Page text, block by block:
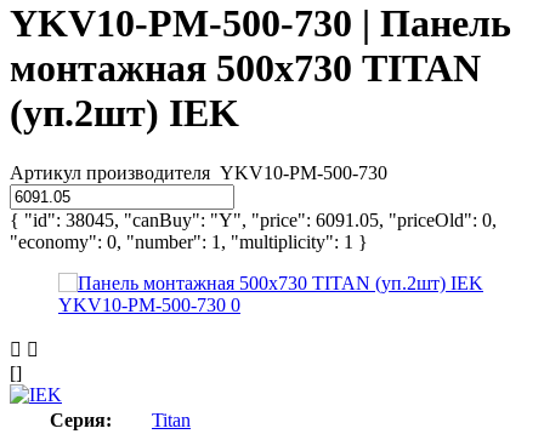
YKV10-PM-500-730 | Панель
монтажная 500х730 TITAN
(уп.2шт) IEK
Артикул производителя YKV10-PM-500-730
{ "id": 38045, "canBuy": "Y", "price": 6091.05, "priceOld": 0,
"economy": 0, "number": 1, "multiplicity": 1 }
[]
Серия:
Titan